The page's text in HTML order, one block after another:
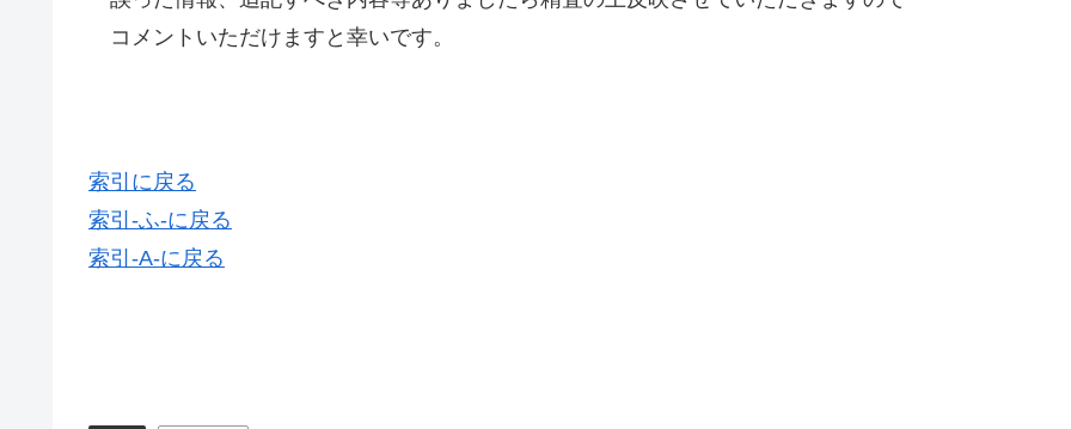
コメントいただけますと幸いです。
索引に戻る
索引-ふ-に戻る
索引-A-に戻る